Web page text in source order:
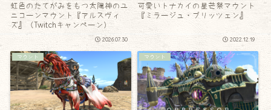
虹色のたてがみをもつ太陽神のユ
ニコーンマウント『アルスヴィ
ズ』（Twitchキャンペーン）
2026.07.30
可愛いトナカイの星芒祭マウント
『ミラージュ・ブリッツェン』
2022.12.19
マウント マウント